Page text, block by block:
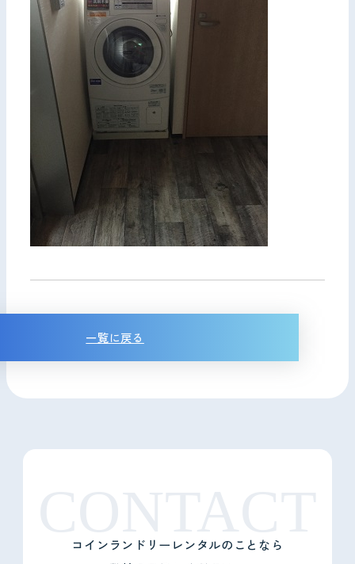
一覧に戻る
コインランドリーレンタルのことなら